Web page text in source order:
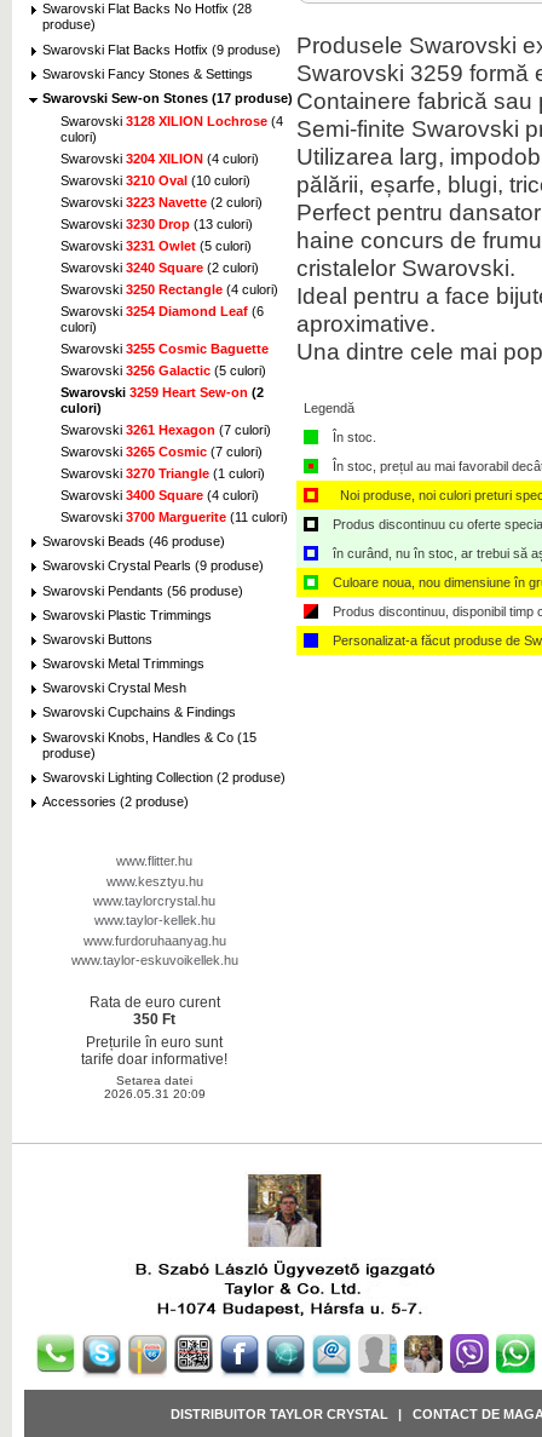
Swarovski Flat Backs No Hotfix (28
produse)
Swarovski Flat Backs Hotfix (9 produse)
Swarovski Fancy Stones & Settings
Swarovski Sew-on Stones (17 produse)
Swarovski 3128 XILION Lochrose (4
culori)
Swarovski 3204 XILION (4 culori)
Swarovski 3210 Oval (10 culori)
Swarovski 3223 Navette (2 culori)
Swarovski 3230 Drop (13 culori)
Swarovski 3231 Owlet (5 culori)
Swarovski 3240 Square (2 culori)
Swarovski 3250 Rectangle (4 culori)
Swarovski 3254 Diamond Leaf (6
culori)
Swarovski 3255 Cosmic Baguette
Swarovski 3256 Galactic (5 culori)
Swarovski 3259 Heart Sew-on (2
culori)
Swarovski 3261 Hexagon (7 culori)
Swarovski 3265 Cosmic (7 culori)
Swarovski 3270 Triangle (1 culori)
Swarovski 3400 Square (4 culori)
Swarovski 3700 Marguerite (11 culori)
Swarovski Beads (46 produse)
Swarovski Crystal Pearls (9 produse)
Swarovski Pendants (56 produse)
Swarovski Plastic Trimmings
Swarovski Buttons
Swarovski Metal Trimmings
Swarovski Crystal Mesh
Swarovski Cupchains & Findings
Swarovski Knobs, Handles & Co (15
produse)
Swarovski Lighting Collection (2 produse)
Accessories (2 produse)
www.flitter.hu
www.kesztyu.hu
www.taylorcrystal.hu
www.taylor-kellek.hu
www.furdoruhaanyag.hu
www.taylor-eskuvoikellek.hu
Rata de euro curent
350 Ft
Prețurile în euro sunt
tarife doar informative!
Setarea datei
2026.05.31 20:09
Produsele Swarovski
Swarovski 3259 formă
Containere fabrică sau
Semi-finite Swarovski
Utilizarea larg,
pălării, eșarfe, blugi,
Perfect pentru
haine concurs de
cristalelor Swarovski.
Ideal pentru a face
aproximative.
Una dintre cele mai
Legendă
În stoc.
În stoc, prețul au mai favorabil
Noi produse, noi culori preturi
Produs discontinuu cu oferte
în curând, nu în stoc, ar trebui să
Culoare noua, nou dimensiune în
Produs discontinuu, disponibil timp
Personalizat-a făcut produse de
DISTRIBUITOR TAYLOR CRYSTAL CONTACT DE